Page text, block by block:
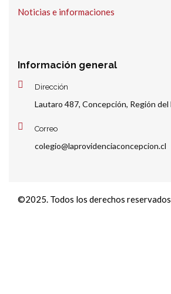
Noticias e informaciones
Información general
Dirección
Lautaro 487, Concepción, Región del
Correo
colegio@laprovidenciaconcepcion.cl
©2025. Todos los derechos